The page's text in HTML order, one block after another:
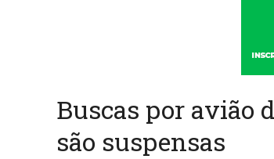
Buscas por avião
são suspensas